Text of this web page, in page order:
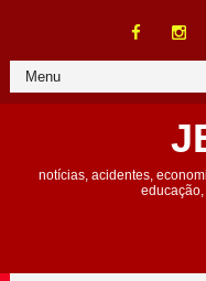
notícias, acidentes,